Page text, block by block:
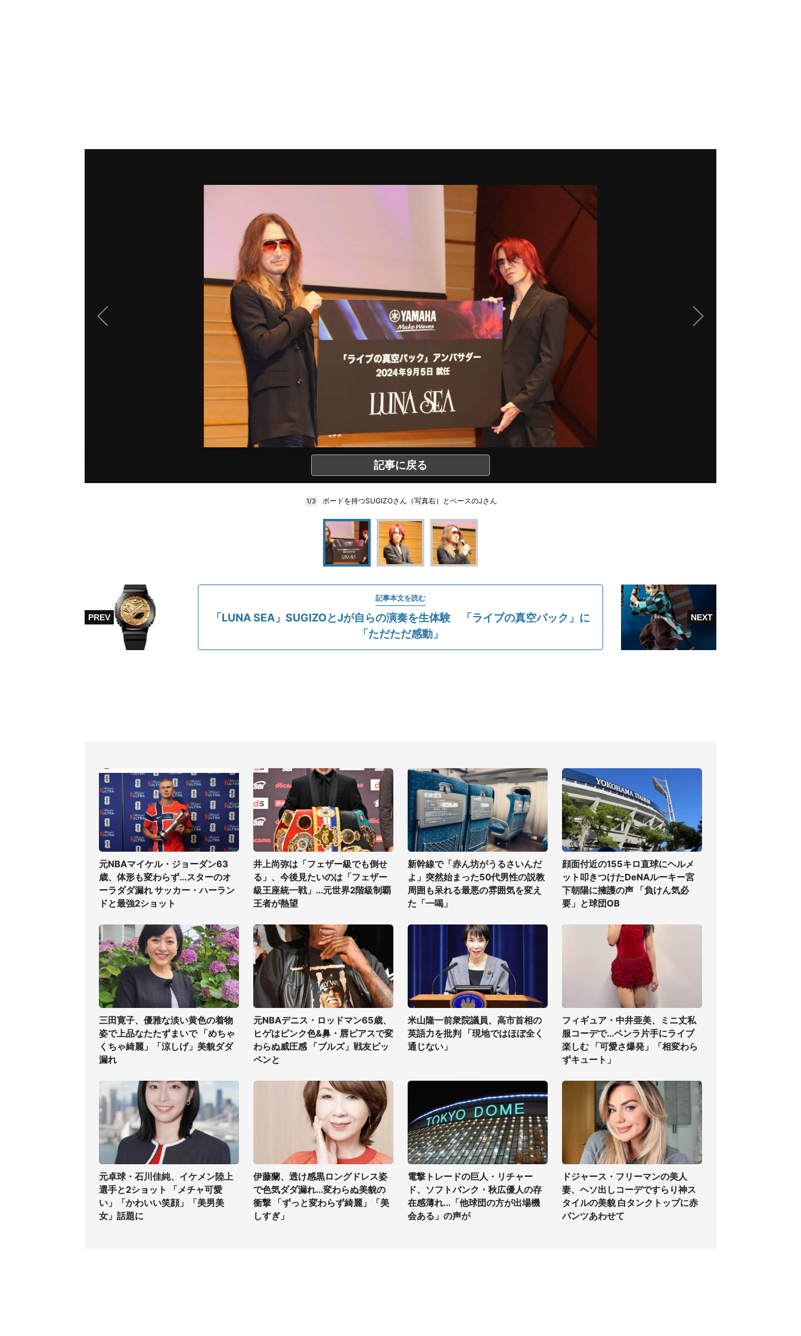
記事に戻る
1/3 ボードを持つSUGIZOさん（写真右）とベースのJさん
記事本文を読む
「LUNA SEA」SUGIZOとJが自らの演奏を生体験 「ライブの真空パック」に
「ただただ感動」
元NBAマイケル・ジョーダン63
歳、体形も変わらず...スターのオ
ーラダダ漏れ サッカー・ハーラン
ドと最強2ショット
井上尚弥は「フェザー級でも倒せ
る」、今後見たいのは「フェザー
級王座統一戦」...元世界2階級制覇
王者が熱望
新幹線で「赤ん坊がうるさいんだ
よ」突然始まった50代男性の説教
周囲も呆れる最悪の雰囲気を変え
た「一喝」
顔面付近の155キロ直球にヘルメ
ット叩きつけたDeNAルーキー宮
下朝陽に擁護の声 「負けん気必
要」と球団OB
三田寛子、優雅な淡い黄色の着物
姿で上品なたたずまいで 「めちゃ
くちゃ綺麗」「涼しげ」美貌ダダ
漏れ
元NBAデニス・ロッドマン65歳、
ヒゲはピンク色&鼻・唇ピアスで変
わらぬ威圧感 「ブルズ」戦友ピッ
ペンと
米山隆一前衆院議員、高市首相の
英語力を批判 「現地ではほぼ全く
通じない」
フィギュア・中井亜美、ミニ丈私
服コーデで...ペンラ片手にライブ
楽しむ 「可愛さ爆発」「相変わら
ずキュート」
元卓球・石川佳純、イケメン陸上
選手と2ショット 「メチャ可愛
い」「かわいい笑顔」「美男美
女」話題に
伊藤蘭、透け感黒ロングドレス姿
で色気ダダ漏れ...変わらぬ美貌の
衝撃 「ずっと変わらず綺麗」「美
しすぎ」
電撃トレードの巨人・リチャー
ド、ソフトバンク・秋広優人の存
在感薄れ...「他球団の方が出場機
会ある」の声が
ドジャース・フリーマンの美人
妻、ヘソ出しコーデですらり神ス
タイルの美貌 白タンクトップに赤
パンツあわせて